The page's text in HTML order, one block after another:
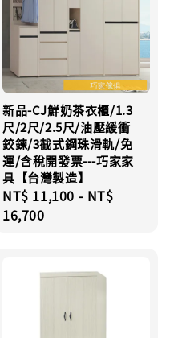
新品-CJ鮮奶茶衣櫃/1.3
尺/2尺/2.5尺/油壓緩衝
鉸鍊/3截式鋼珠滑軌/免
運/含稅開發票---巧家家
具【台灣製造】
Regular
price
NT$ 11,100 - NT$
16,700